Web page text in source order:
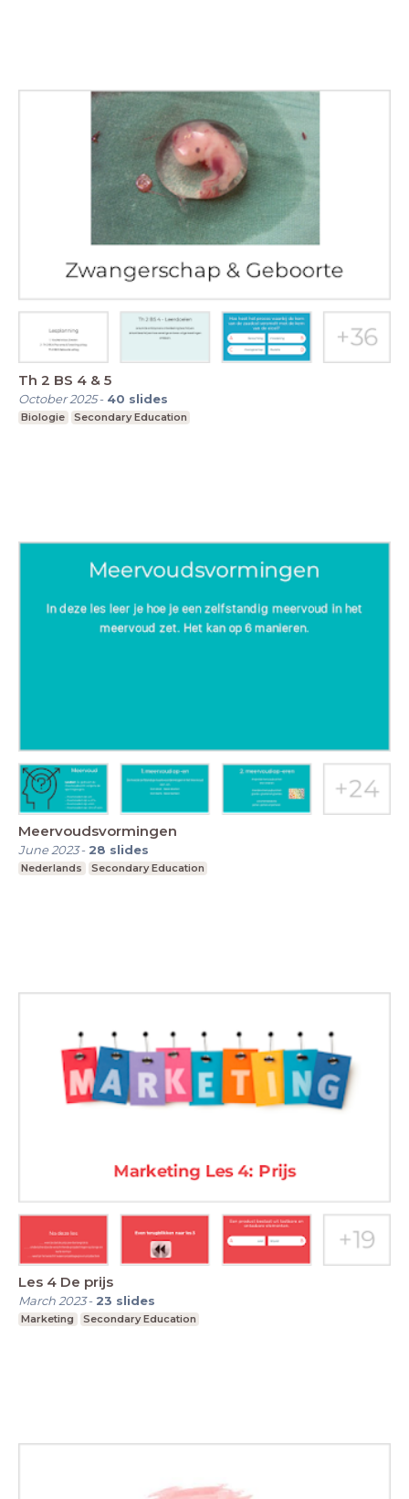
Th 2 BS 4 & 5
October 2025- 40 slides
Biologie Secondary Education
Meervoudsvormingen
June 2023- 28 slides
Nederlands Secondary Education
Les 4 De prijs
March 2023- 23 slides
Marketing Secondary Education